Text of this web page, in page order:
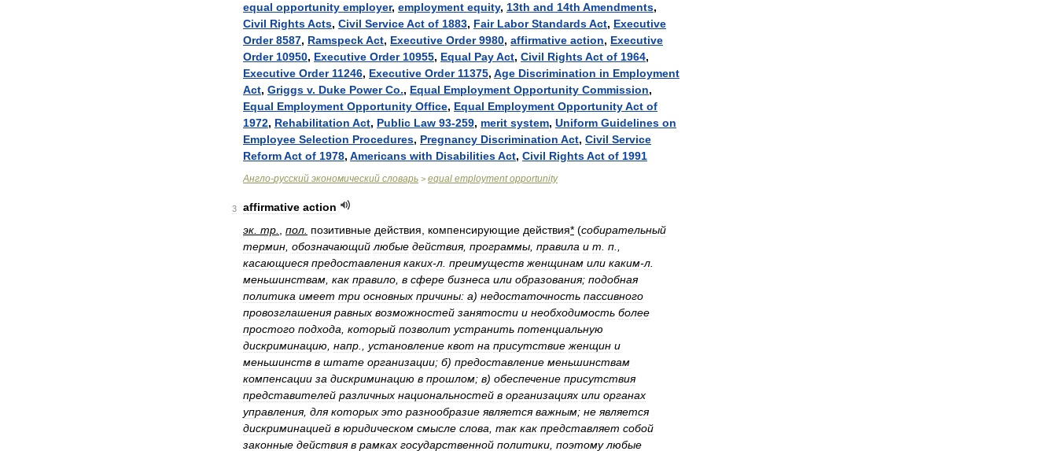
equal opportunity employer, employment equity, 13th and 14th Amendments,
Civil RightsActs, Civil ServiceAct of 1883, Fair Labor StandardsAct, Executive
Order 8587, RamspeckAct, Executive Order 9980, affirmative action, Executive
Order 10950, Executive Order 10955, Equal PayAct, Civil RightsAct of 1964,
Executive Order 11246, Executive Order 11375, Age Discrimination in Employment
Act, Griggs v. Duke Power Co., Equal Employment Opportunity Commission,
Equal Employment Opportunity Office, Equal Employment OpportunityAct of
1972, Rehabilitation Act, Public Law 93-259, merit system, Uniform Guidelines on
Employee Selection Procedures, Pregnancy Discrimination Act, Civil Service
ReformAct of 1978, Americans with DisabilitiesAct, Civil RightsAct of 1991
Англо-русский экономический словарь > equal employment opportunity
3 affirmative action
эк тр пол позитивные действия компенсирующие действия* (собирательный
термин обозначающий любые действия, программы правила и т п
касающиеся предоставления каких-л преимуществ женщинам или каким-л
меньшинствам как правило в сфере бизнеса или образования; подобная
политика имеет три основных причины: а) недостаточность пассивного
провозглашения равных возможностей занятости и необходимость более
простого подхода который позволит устранить потенциальную
дискриминацию напр установление квот на присутствие женщин и
меньшинств в штате организации; б) предоставление меньшинствам
компенсации за дискриминацию в прошлом; в) обеспечение присутствия
представителей различных национальностей в организациях или органах
управления, для которых это разнообразие является важным; не является
дискриминацией в юридическом смысле слова так как представляет собой
законные действия в рамках государственной политики поэтому любые